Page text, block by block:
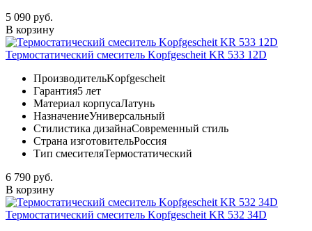
5 090 руб.
В корзину
Термостатический смеситель Kopfgescheit KR 533 12D
ПроизводительKopfgescheit
Гарантия5 лет
Материал корпусаЛатунь
НазначениеУниверсальный
Стилистика дизайнаСовременный стиль
Страна изготовительРоссия
Тип смесителяТермостатический
6 790 руб.
В корзину
Термостатический смеситель Kopfgescheit KR 532 34D